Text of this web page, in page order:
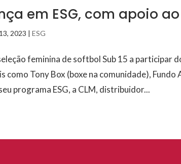
em ESG, com apoio
2023 |ESG
feminina de softbol Sub 15 a participar
como Tony Box (boxe na comunidade),
programa ESG, a CLM, distribuidor...